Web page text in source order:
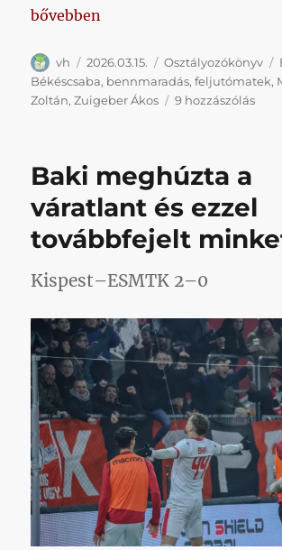
„Bennmaradtunk!”
bővebben
Szerző
vh Közzétéve
2026.03.15. Kategória
Osztályozókönyv
Békéscsaba, bennmaradás,feljutómatek,
Zoltán,Zuigeber Ákos 9 hozzászólás
Baki meghúzta a
váratlant és ezzel
továbbfejelt
Kispest–ESMTK 2–0